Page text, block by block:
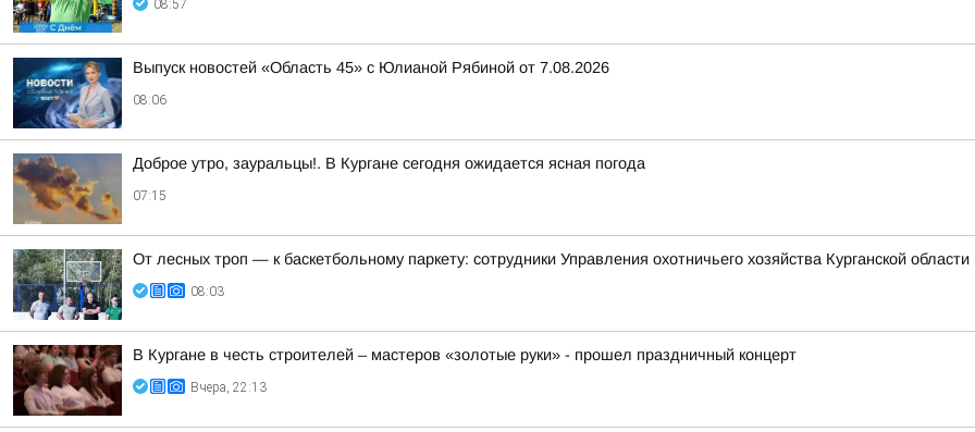
08:57
Выпуск новостей «Область 45» с Юлианой Рябиной от 7.08.2026
08:06
Доброе утро, зауральцы!. В Кургане сегодня ожидается ясная погода
07:15
От лесных троп — к баскетбольному паркету: сотрудники Управления охотничьего хозяйства Курганской
08:03
В Кургане в честь строителей – мастеров «золотые руки» - прошел праздничный концерт
Вчера, 22:13